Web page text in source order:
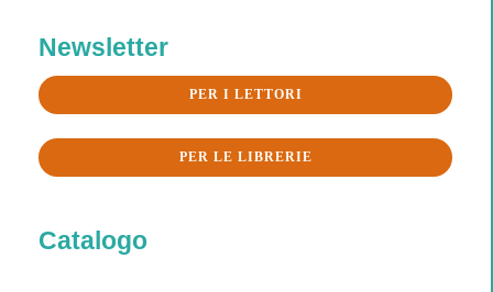
Newsletter
PER I LETTORI
PER LE LIBRERIE
Catalogo